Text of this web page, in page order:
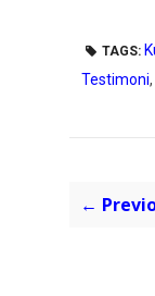
TAGS:
Testimoni,
←